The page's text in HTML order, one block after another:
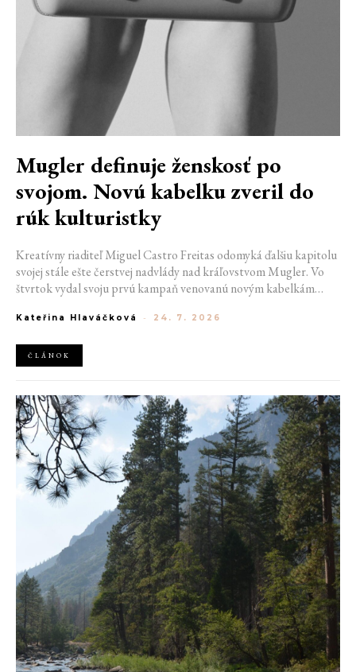
Mugler definuje ženskosť po
svojom. Novú kabelku zveril do
rúk kulturistky
Kreatívny riaditeľ Miguel Castro Freitas odomyká ďalšiu kapitolu
svojej stále ešte čerstvej nadvlády nad kráľovstvom Mugler. Vo
štvrtok vydal svoju prvú kampaň venovanú novým kabelkám
návrhár do módneho domu prišiel. Umne kombinuje výrazy
podobu ženskosti.
Kateřina Hlaváčková - 24. 7. 2026
ČLÁNOK